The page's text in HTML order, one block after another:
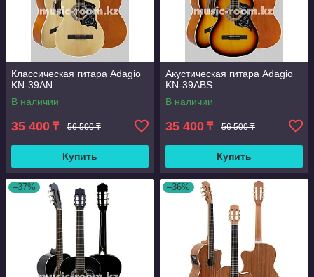
Классическая гитара Adagio
KN-39AN
В наличии
35 400 ₸ 56 500 ₸
Купить
Акустическая гитара Adagio
KN-39ABS
В наличии
35 400 ₸ 56 500 ₸
Купить
–37% –36%